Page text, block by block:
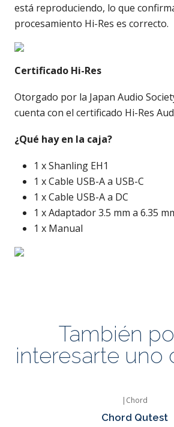
está reproduciendo, lo que
procesamiento Hi-Res es correcto.
Certificado Hi-Res
Otorgado por la Japan Audio
cuenta con el certificado Hi-Res
¿Qué hay en la caja?
1 x Shanling EH1
1 x Cable USB-A a USB-C
1 x Cable USB-A a DC
1 x Adaptador 3.5 mm a 6.35
1 x Manual
También
interesarte uno
| Chord
Chord Qutest